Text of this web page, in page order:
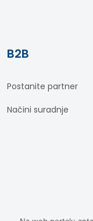
B2B
Postanite partner
Načini suradnje